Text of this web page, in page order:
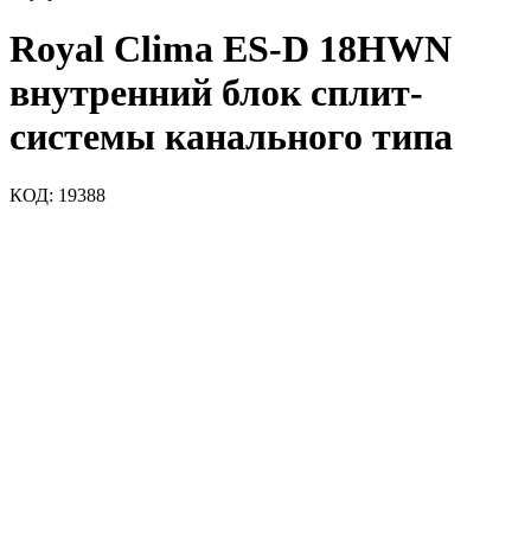
Royal Clima ES-D 18HWN
внутренний блок сплит-
системы канального типа
КОД: 19388